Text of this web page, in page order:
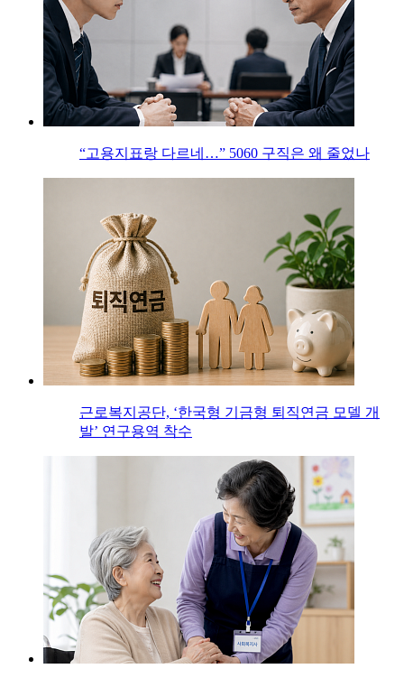
“고용지표랑 다르네…” 5060 구직은 왜 줄었나
근로복지공단, ‘한국형 기금형 퇴직연금 모델 개
발’ 연구용역 착수